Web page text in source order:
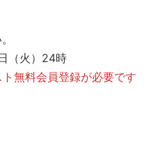
（火）24時
無料会員登録が必要です